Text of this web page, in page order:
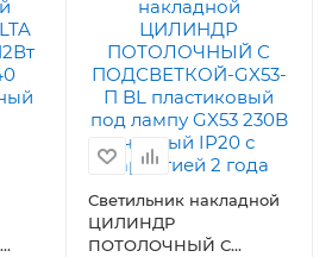
Светильник накладной
ЦИЛИНДР
ПОТОЛОЧНЫЙ С